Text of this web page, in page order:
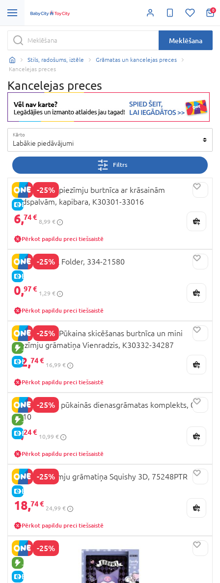
0
Meklēšana
Stils, radošums, iztēle
Grāmatas un kancelejas preces
Kancelejas preces
Kancelejas preces
Kārto
Labākie piedāvājumi
Filtrs
-25%
E-CENA
DREAM POP piezīmju burtnīca ar krāsainām
pildspalvām, kapibara, K30301-33016
6,74 €
8,99 €
Pērkot papildu preci tiešsaistē
-25%
E-CENA
PAW PATROL Folder, 334-21580
0,97 €
1,29 €
Pērkot papildu preci tiešsaistē
-25%
JAUNA PRECE
E-CENA
DREAM POP Pūkaina skicēšanas burtnīca un mini
piezīmju grāmatiņa Vienradzis, K30332-34287
12,74 €
16,99 €
Pērkot papildu preci tiešsaistē
-25%
JAUNA PRECE
E-CENA
HELLO KITTY pūkainās dienasgrāmatas komplekts, 04-
6010
8,24 €
10,99 €
Pērkot papildu preci tiešsaistē
-25%
E-CENA
STITCH piezīmju grāmatiņa Squishy 3D, 75248PTR
18,74 €
24,99 €
Pērkot papildu preci tiešsaistē
-25%
JAUNA PRECE
E-CENA